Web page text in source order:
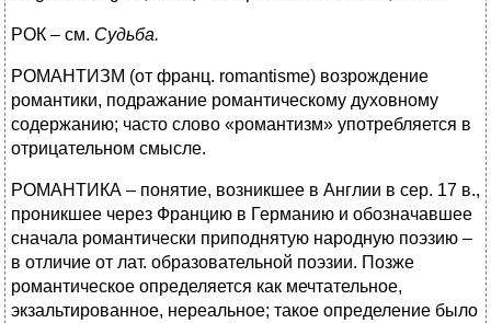
РОК – см. Судьба.
РОМАНТИЗМ (от франц. romantisme) возрождение
романтики, подражание романтическому духовному
содержанию; часто слово «романтизм» употребляется в
отрицательном смысле.
РОМАНТИКА – понятие, возникшее в Англии в сер. 17 в.,
проникшее через Францию в Германию и обозначавшее
сначала романтически приподнятую народную поэзию –
в отличие от лат. образовательной поэзии. Позже
романтическое определяется как мечтательное,
экзальтированное, нереальное; такое определение было